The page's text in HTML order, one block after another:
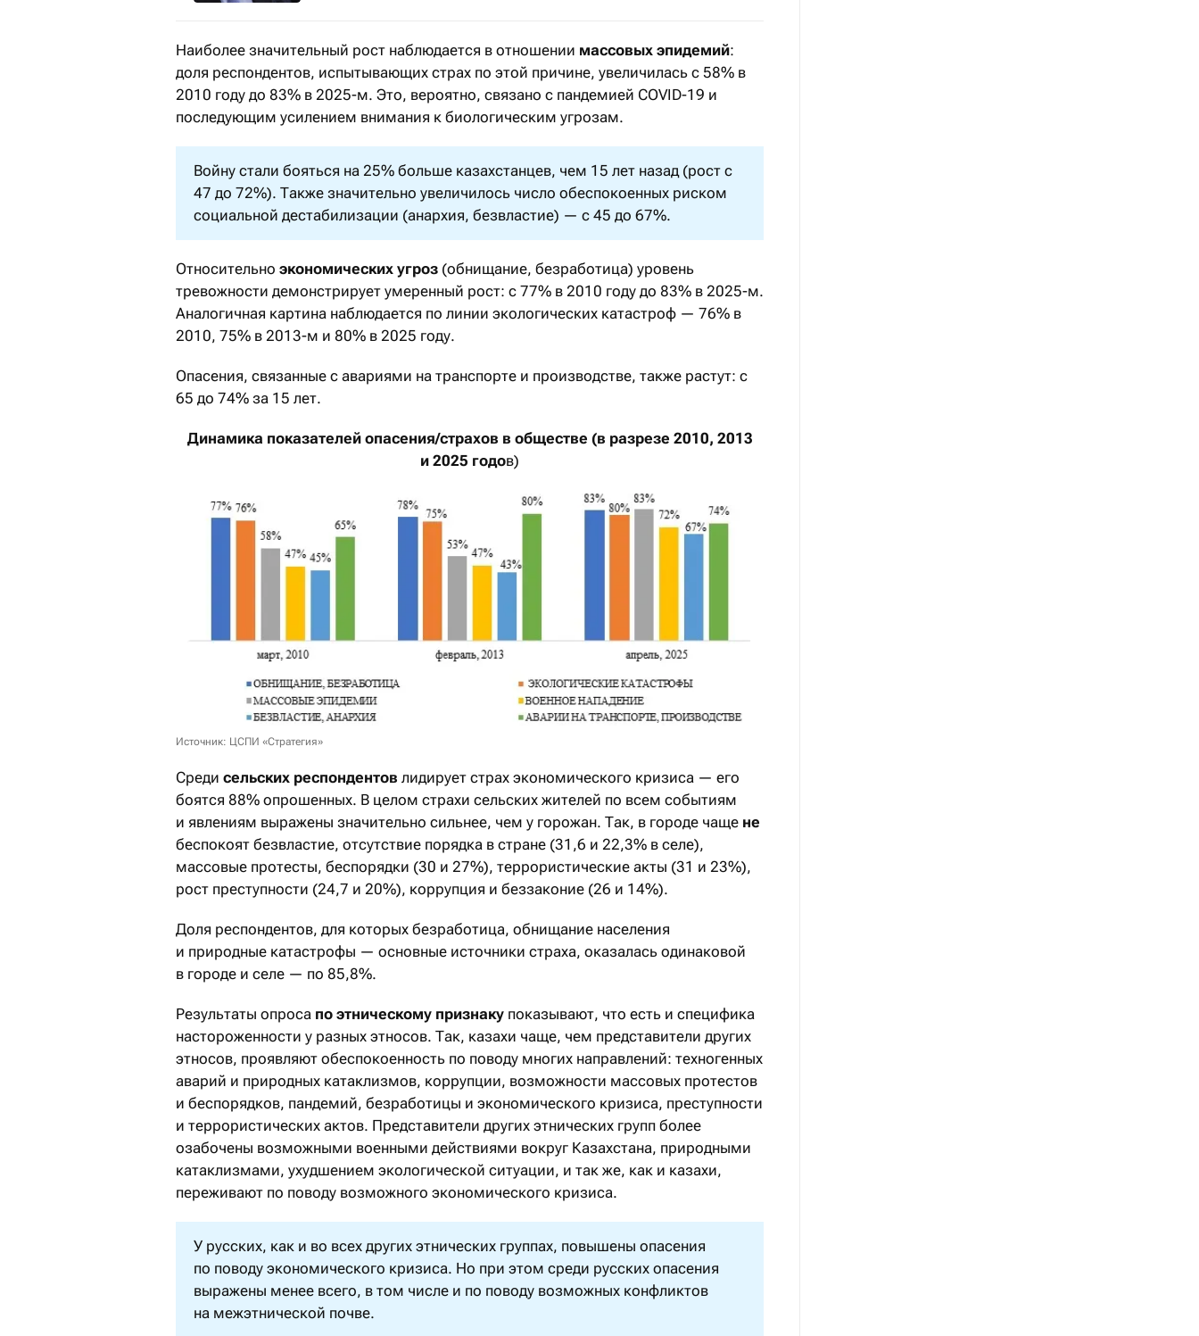
Наиболее значительный рост наблюдается в отношении массовых эпидемий:
доля респондентов, испытывающих страх по этой причине, увеличилась с 58% в
2010 году до 83% в 2025-м. Это, вероятно, связано с пандемией COVID-19 и
последующим усилением внимания к биологическим угрозам.
Войну стали бояться на 25% больше казахстанцев, чем 15 лет назад (рост с
47 до 72%). Также значительно увеличилось число обеспокоенных риском
социальной дестабилизации (анархия, безвластие) — с 45 до 67%.
Относительно экономических угроз (обнищание, безработица) уровень
тревожности демонстрирует умеренный рост: с 77% в 2010 году до 83% в 2025-м.
Аналогичная картина наблюдается по линии экологических катастроф — 76% в
2010, 75% в 2013-м и 80% в 2025 году.
Опасения, связанные с авариями на транспорте и производстве, также растут: с
65 до 74% за 15 лет.
Динамика показателей опасения/страхов в обществе (в разрезе 2010, 2013
и 2025 годов)
Источник: ЦСПИ «Стратегия»
Среди сельских респондентов лидирует страх экономического кризиса — его
боятся 88% опрошенных. В целом страхи сельских жителей по всем событиям
и явлениям выражены значительно сильнее, чем у горожан. Так, в городе чаще не
беспокоят безвластие, отсутствие порядка в стране (31,6 и 22,3% в селе),
массовые протесты, беспорядки (30 и 27%), террористические акты (31 и 23%),
рост преступности (24,7 и 20%), коррупция и беззаконие (26 и 14%).
Доля респондентов, для которых безработица, обнищание населения
и природные катастрофы — основные источники страха, оказалась одинаковой
в городе и селе — по 85,8%.
Результаты опроса по этническому признаку показывают, что есть и специфика
настороженности у разных этносов. Так, казахи чаще, чем представители других
этносов, проявляют обеспокоенность по поводу многих направлений: техногенных
аварий и природных катаклизмов, коррупции, возможности массовых протестов
и беспорядков, пандемий, безработицы и экономического кризиса, преступности
и террористических актов. Представители других этнических групп более
озабочены возможными военными действиями вокруг Казахстана, природными
катаклизмами, ухудшением экологической ситуации, и так же, как и казахи,
переживают по поводу возможного экономического кризиса.
У русских, как и во всех других этнических группах, повышены опасения
по поводу экономического кризиса. Но при этом среди русских опасения
выражены менее всего, в том числе и по поводу возможных конфликтов
на межэтнической почве.